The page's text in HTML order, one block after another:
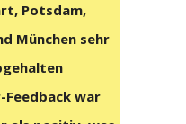
Potsdam,
München sehr
Feedback war